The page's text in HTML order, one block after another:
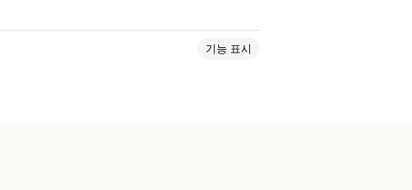
기능 표시